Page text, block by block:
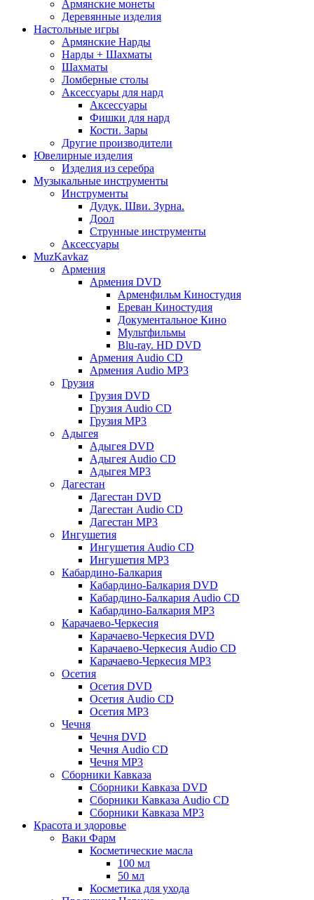
Армянские монеты
Деревянные изделия
Настольные игры
Армянские Нарды
Нарды + Шахматы
Шахматы
Ломберные столы
Аксессуары для нард
Аксессуары
Фишки для нард
Кости. Зары
Другие производители
Ювелирные изделия
Изделия из серебра
Музыкальные инструменты
Инструменты
Дудук. Шви. Зурна.
Доол
Струнные инструменты
Аксессуары
MuzKavkaz
Армения
Армения DVD
Арменфильм Киностудия
Ереван Киностудия
Документальное Кино
Мультфильмы
Blu-ray. HD DVD
Армения Audio CD
Армения Audio MP3
Грузия
Грузия DVD
Грузия Audio CD
Грузия MP3
Адыгея
Адыгея DVD
Адыгея Audio CD
Адыгея MP3
Дагестан
Дагестан DVD
Дагестан Audio CD
Дагестан MP3
Ингушетия
Ингушетия Audio CD
Ингушетия MP3
Кабардино-Балкария
Кабардино-Балкария DVD
Кабардино-Балкария Audio CD
Кабардино-Балкария MP3
Карачаево-Черкесия
Карачаево-Черкесия DVD
Карачаево-Черкесия Audio CD
Карачаево-Черкесия MP3
Осетия
Осетия DVD
Осетия Audio CD
Осетия MP3
Чечня
Чечня DVD
Чечня Audio CD
Чечня MP3
Сборники Кавказа
Сборники Кавказа DVD
Сборники Кавказа Audio CD
Сборники Кавказа MP3
Красота и здоровье
Ваки Фарм
Косметические масла
100 мл
50 мл
Косметика для ухода